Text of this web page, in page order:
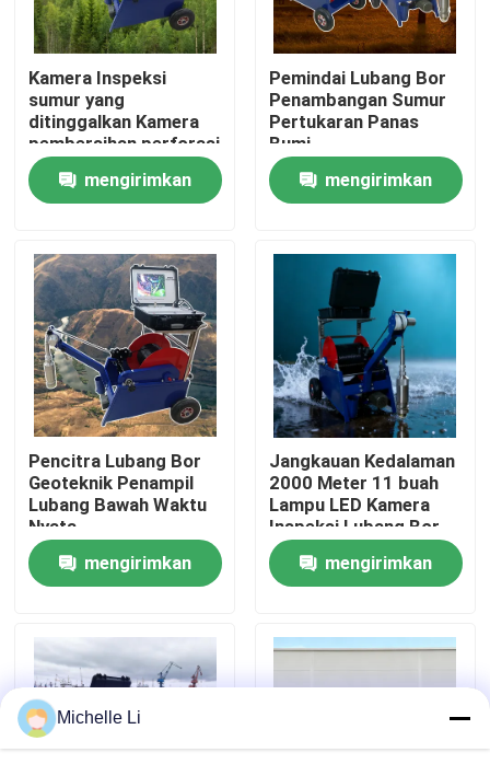
Rumah
Produk
Tentang kita
Wisata pabrik
Kontrol kualitas
Hubungi kami
Quote request suatu
Pengukur Resistivitas Geofisika
Logging Sumur Geofisika
Kamera Inspeksi
sumur yang
ditinggalkan Kamera
pembersihan perforasi
mengirimkan
Pemindai Lubang Bor
Penambangan Sumur
Pertukaran Panas
Bumi
mengirimkan
Pencitra Lubang Bor
Geoteknik Penampil
Lubang Bawah Waktu
Nyata
mengirimkan
Jangkauan Kedalaman
2000 Meter 11 buah
Lampu LED Kamera
Inspeksi Lubang Bor
150Mpa Kamera
Bawah Lubang untuk
Observasi Industri
mengirimkan
Michelle Li